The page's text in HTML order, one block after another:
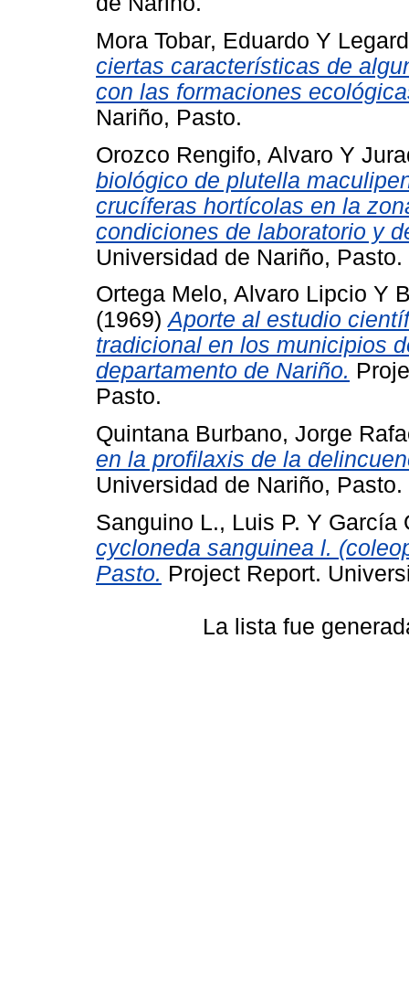
Mora Tobar, Eduardo Y
ciertas características de
con las formaciones
Nariño, Pasto.
Orozco Rengifo, Alvaro Y
biológico de plutella
crucíferas hortícolas en la
condiciones de laboratorio y
Universidad de Nariño, Pasto.
Ortega Melo, Alvaro Lipcio Y
(1969)Aporte al estudio
tradicional en los municipios
departamento de Nariño.
Pasto.
Quintana Burbano, Jorge
en la profilaxis de la
Universidad de Nariño, Pasto.
Sanguino L., Luis P. Y García
cycloneda sanguinea l.
Pasto. Project Report.
La lista fue